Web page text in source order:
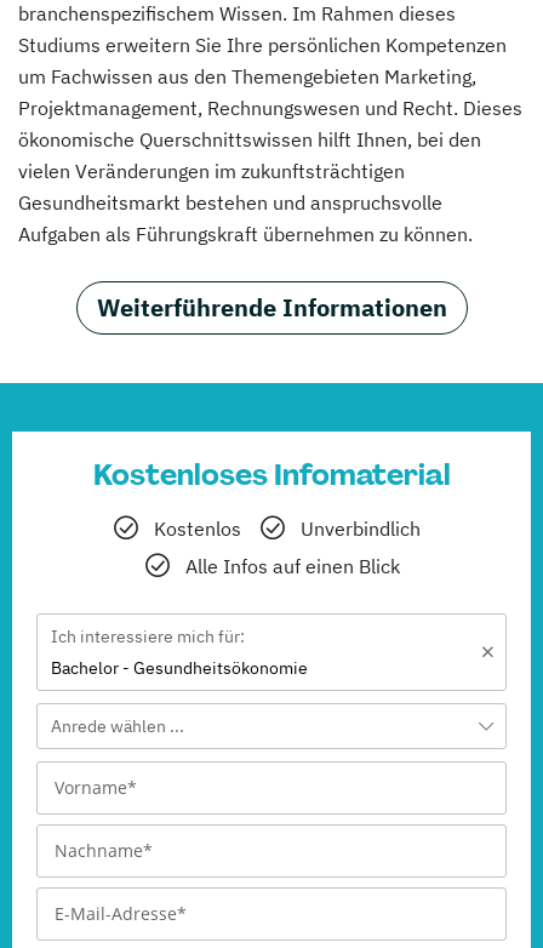
branchenspezifischem Wissen. Im Rahmen dieses
Studiums erweitern Sie Ihre persönlichen Kompetenzen
um Fachwissen aus den Themengebieten Marketing,
Projektmanagement, Rechnungswesen und Recht. Dieses
ökonomische Querschnittswissen hilft Ihnen, bei den
vielen Veränderungen im zukunftsträchtigen
Gesundheitsmarkt bestehen und anspruchsvolle
Aufgaben als Führungskraft übernehmen zu können.
Weiterführende Informationen
Kostenloses Infomaterial
Kostenlos
Unverbindlich
Alle Infos auf einen Blick
Ich interessiere mich für:
Bachelor - Gesundheitsökonomie
Anrede wählen ...